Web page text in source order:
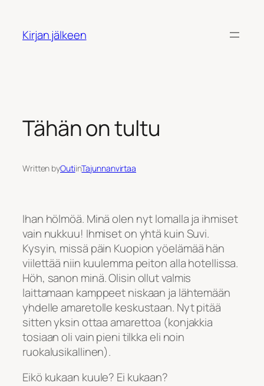
Kirjan jälkeen
Tähän on tultu
Written byOutiinTajunnanvirtaa
Ihan hölmöä. Minä olen nyt lomalla ja ihmiset
vain nukkuu! Ihmiset on yhtä kuin Suvi.
Kysyin, missä päin Kuopion yöelämää hän
viilettää niin kuulemma peiton alla hotellissa.
Höh, sanon minä. Olisin ollut valmis
laittamaan kamppeet niskaan ja lähtemään
yhdelle amaretolle keskustaan. Nyt pitää
sitten yksin ottaa amarettoa (konjakkia
tosiaan oli vain pieni tilkka eli noin
ruokalusikallinen).
Eikö kukaan kuule? Ei kukaan?